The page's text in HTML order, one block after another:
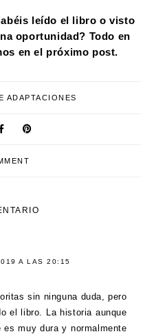
leído el libro o visto
oportunidad? Todo en
en el próximo post.
ADAPTACIONES
A LAS 20:15
sin ninguna duda, pero
el libro. La historia aunque
muy dura y normalmente